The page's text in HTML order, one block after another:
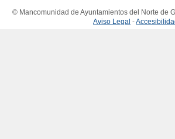
© Mancomunidad de Ayuntamientos del Norte de
Aviso Legal -